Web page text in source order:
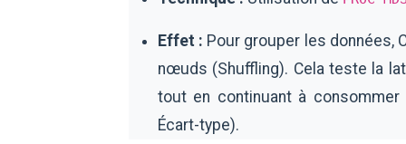
Effet : Pour grouper les données,
nœuds (Shuffling). Cela teste la
tout en continuant à
Écart-type).